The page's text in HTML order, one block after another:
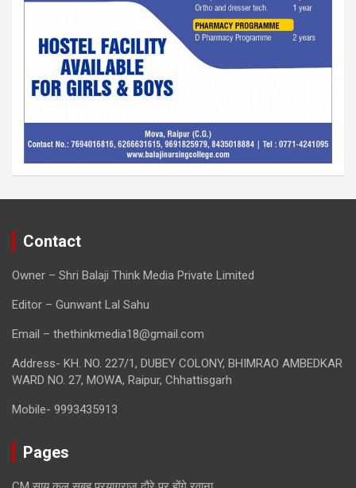
Contact
Owner – Shri Balaji Think Media Private Limited
Editor – Gunwant Lal Sahu
Email – thethinkmedia18@gmail.com
Address- KH. NO. 227/1, DUBEY COLONY, BHIMRAO AMBEDKAR
WARD NO. 27, MOWA, Raipur, Chhattisgarh
Mobile- 9993435913
Pages